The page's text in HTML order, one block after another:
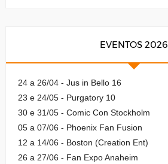
EVENTOS 2026
24 a 26/04 - Jus in Bello 16
23 e 24/05 - Purgatory 10
30 e 31/05 - Comic Con Stockholm
05 a 07/06 - Phoenix Fan Fusion
12 a 14/06 - Boston (Creation Ent)
26 a 27/06 - Fan Expo Anaheim